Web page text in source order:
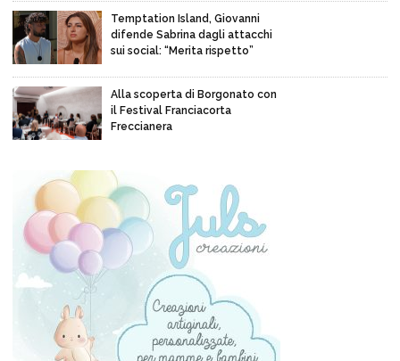
Temptation Island, Giovanni
difende Sabrina dagli attacchi
sui social: “Merita rispetto”
Alla scoperta di Borgonato con
il Festival Franciacorta
Freccianera